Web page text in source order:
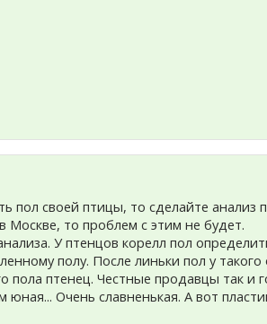
пол своей птицы, то сделайте
то проблем с этим не будет.
У птенцов корелл пол
полу. После линьки пол у
пола птенец. Честные продавцы так и
Очень славненькая. А вот